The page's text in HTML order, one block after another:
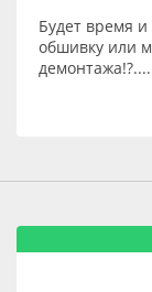
Будет время
обшивку или